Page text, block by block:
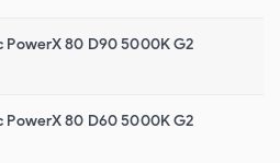
PowerX 80 D90 5000K G2
PowerX 80 D60 5000K G2